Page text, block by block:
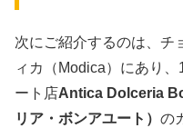
次にご紹介するのは、チ
ィカ（Modica）にあり
ート店Antica Dolceria
リア・ボンアユート） の